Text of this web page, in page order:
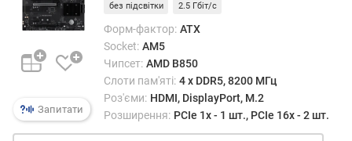
п
и
ч
у
ч
Запитати
без підсвітки 2.5 Гбіт/с
Форм-фактор: ATX
Socket: AM5
Чипсет: AMD B850
Слоти пам'яті: 4 х DDR5, 8200 МГц
Роз'єми: HDMI, DisplayPort, M.2
Розширення: PCIe 1x - 1 шт., PCIe 16x - 2 шт.